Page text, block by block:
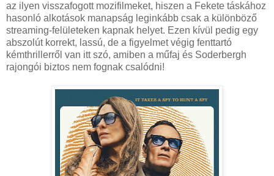
az ilyen visszafogott mozifilmeket, hiszen a Fekete táskához
hasonló alkotások manapság leginkább csak a különböző
streaming-felületeken kapnak helyet. Ezen kívül pedig egy
abszolút korrekt, lassú, de a figyelmet végig fenttartó
kémthrillerről van itt szó, amiben a műfaj és Soderbergh
rajongói biztos nem fognak csalódni!